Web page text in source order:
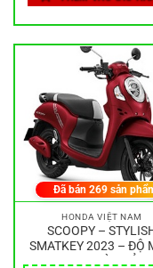
HONDA VIỆT NAM
SCOOPY –
SMATKEY 2023 – ĐỘ
Đã bán269 sản